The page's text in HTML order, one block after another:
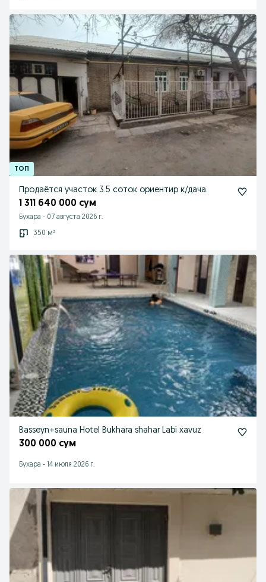
Продаётся участок 3.5 соток ориентир к/дача.
1 311 640 000 сум
Бухара - 07 августа 2026 г.
350 м²
Basseyn+sauna Hotel Bukhara shahar Labi xavuz
300 000 сум
Бухара - 14 июля 2026 г.